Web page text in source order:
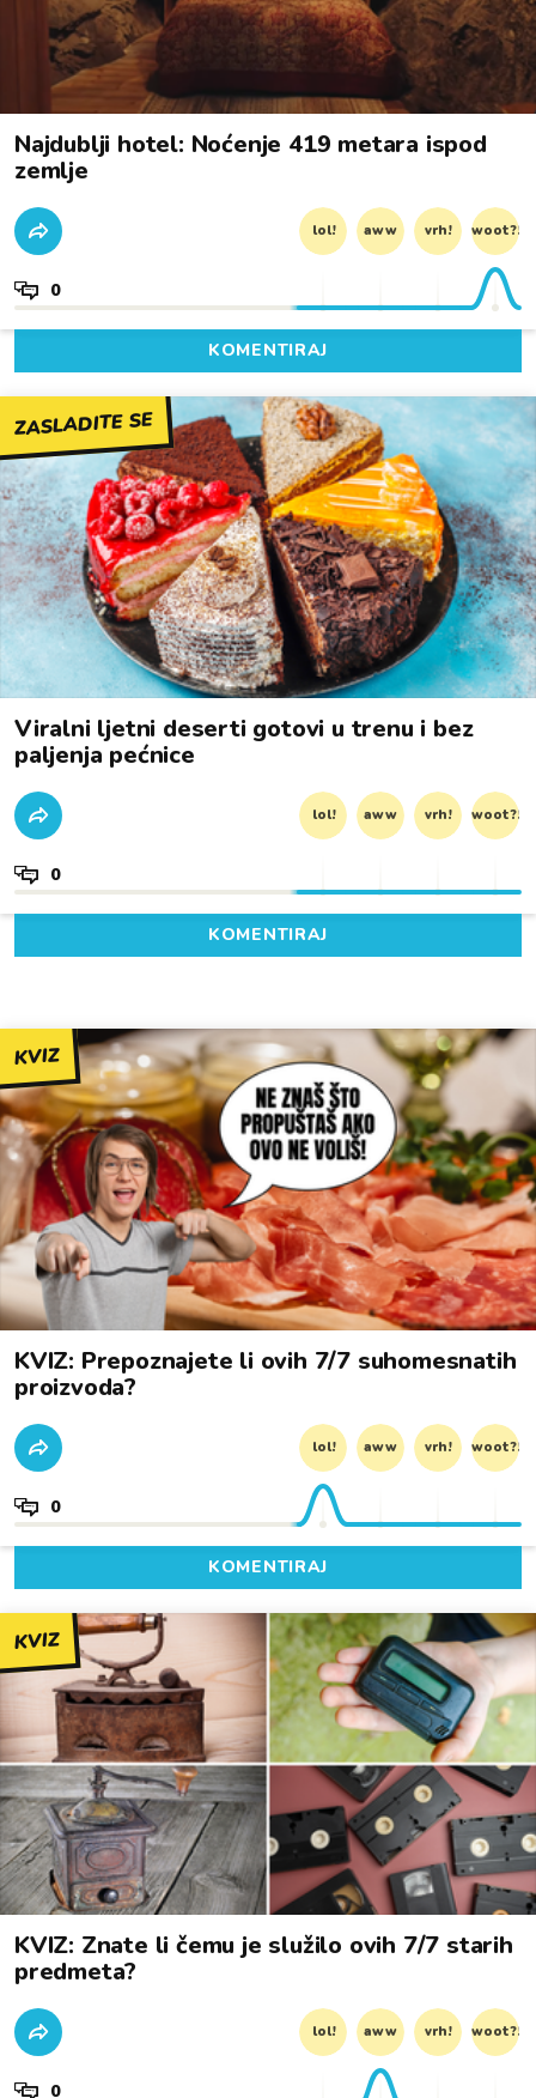
Najdublji hotel: Noćenje 419 metara ispod
zemlje
lol! aww vrh! woot?!
0
KOMENTIRAJ
ZASLADITE SE
Viralni ljetni deserti gotovi u trenu i bez
paljenja pećnice
lol! aww vrh! woot?!
0
KOMENTIRAJ
KVIZ
KVIZ: Prepoznajete li ovih 7/7 suhomesnatih
proizvoda?
lol! aww vrh! woot?!
0
KOMENTIRAJ
KVIZ
KVIZ: Znate li čemu je služilo ovih 7/7 starih
predmeta?
lol! aww vrh! woot?!
0